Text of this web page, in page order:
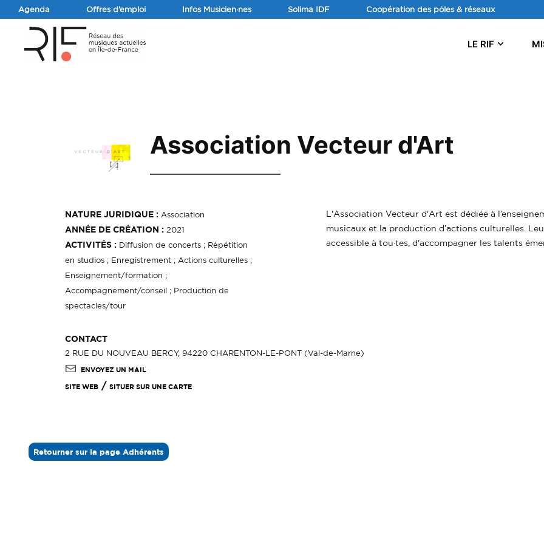
Aller
Agenda Offres d’emploi Infos Musicien·nes Solima IDF Coopération des pôles & réseaux
LE RIF
Association Vecteur d'Art
NATURE JURIDIQUE : Association
ANNÉE DE CRÉATION : 2021
ACTIVITÉS : Diffusion de concerts ; Répétition
en studios ; Enregistrement ; Actions culturelles ;
Enseignement/formation ;
Accompagnement/conseil ; Production de
spectacles/tour
L'Association Vecteur d'Art est dédiée à
musicaux et la production d’actions culturelles.
accessible à tou·tes, d'accompagner les talents
CONTACT
2 RUE DU NOUVEAU BERCY, 94220 CHARENTON-LE-PONT (Val-de-Marne)
ENVOYEZ UN MAIL
SITE WEB / SITUER SUR UNE CARTE
Retourner sur la page Adhérents